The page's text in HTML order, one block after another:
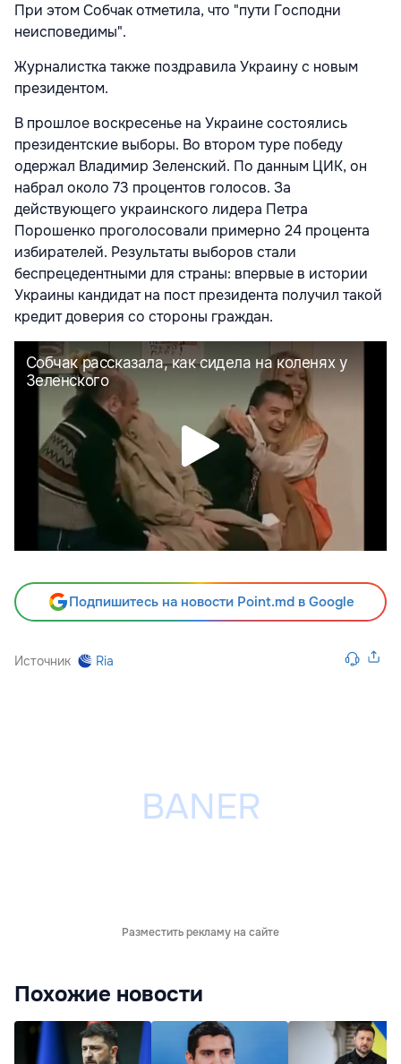
При этом Собчак отметила, что "пути Господни
неисповедимы".
Журналистка также поздравила Украину с новым
президентом.
В прошлое воскресенье на Украине состоялись
президентские выборы. Во втором туре победу
одержал Владимир Зеленский. По данным ЦИК, он
набрал около 73 процентов голосов. За
действующего украинского лидера Петра
Порошенко проголосовали примерно 24 процента
избирателей. Результаты выборов стали
беспрецедентными для страны: впервые в истории
Украины кандидат на пост президента получил такой
кредит доверия со стороны граждан.
Подпишитесь на новости Point.md в Google
Источник Ria
Разместить рекламу на сайте
Похожие новости